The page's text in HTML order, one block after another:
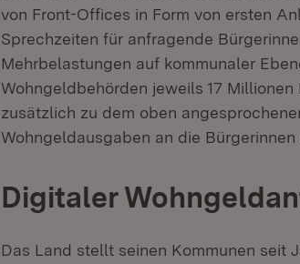
von Front-Offices in Form von ersten
Sprechzeiten für anfragende
Mehrbelastungen auf kommunaler
Wohngeldbehörden jeweils 17
zusätzlich zu dem oben
Wohngeldausgaben an die Bürgerinnen
Digitaler
Das Land stellt seinen Kommunen seit